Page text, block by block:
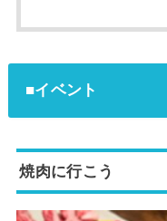
■イベント
焼肉に行こう